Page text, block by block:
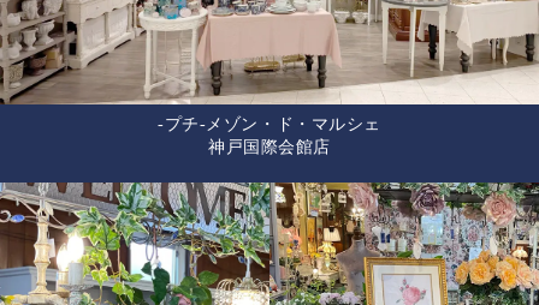
-プチ-メゾン・ド・マルシェ
神戸国際会館店